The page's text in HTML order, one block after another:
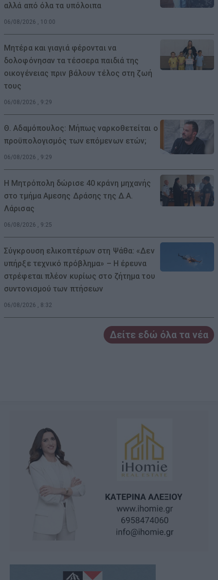
αλλά από όλα τα υπόλοιπα
06/08/2026 , 10:00
Μητέρα και γιαγιά φέρονται να
δολοφόνησαν τα τέσσερα παιδιά της
οικογένειας πριν βάλουν τέλος στη ζωή
τους
06/08/2026 , 9:29
Θ. Αδαμόπουλος: Μήπως ναρκοθετείται ο
προϋπολογισμός των επόμενων ετών;
06/08/2026 , 9:29
Η Μητρόπολη δώρισε 40 κράνη μηχανής
στο τμήμα Αμεσης Δράσης της Δ.Α.
Λάρισας
06/08/2026 , 9:25
Σύγκρουση ελικοπτέρων στη Ψάθα: «Δεν
υπήρξε τεχνικό πρόβλημα» – Η έρευνα
στρέφεται πλέον κυρίως στο ζήτημα του
συντονισμού των πτήσεων
06/08/2026 , 8:32
Δείτε εδώ όλα τα νέα